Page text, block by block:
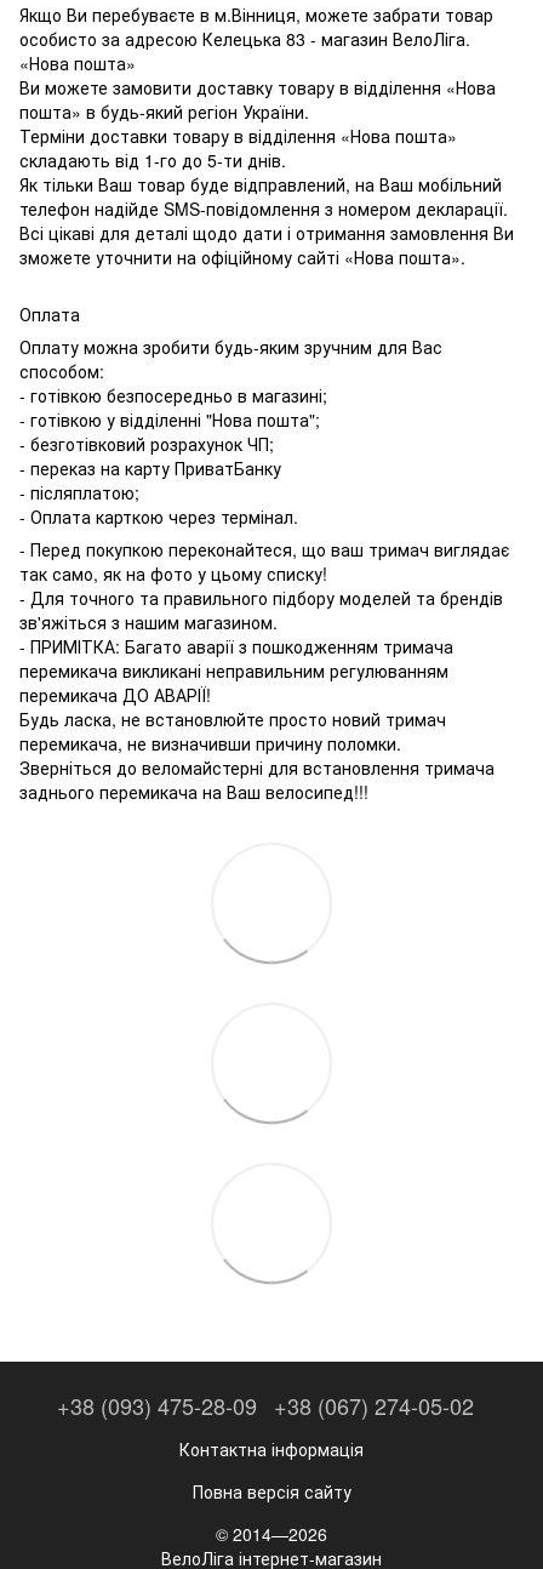
Якщо Ви перебуваєте в м.Вінниця, можете забрати товар
особисто за адресою Келецька 83 - магазин ВелоЛіга.
«Нова пошта»
Ви можете замовити доставку товару в відділення «Нова
пошта» в будь-який регіон України.
Терміни доставки товару в відділення «Нова пошта»
складають від 1-го до 5-ти днів.
Як тільки Ваш товар буде відправлений, на Ваш мобільний
телефон надійде SMS-повідомлення з номером декларації.
Всі цікаві для деталі щодо дати і отримання замовлення Ви
зможете уточнити на офіційному сайті «Нова пошта».
Оплата
Оплату можна зробити будь-яким зручним для Вас
способом:
- готівкою безпосередньо в магазині;
- готівкою у відділенні "Нова пошта";
- безготівковий розрахунок ЧП;
- переказ на карту ПриватБанку
- післяплатою;
- Оплата карткою через термінал.
- Перед покупкою переконайтеся, що ваш тримач виглядає
так само, як на фото у цьому списку!
- Для точного та правильного підбору моделей та брендів
зв'яжіться з нашим магазином.
- ПРИМІТКА: Багато аварії з пошкодженням тримача
перемикача викликані неправильним регулюванням
перемикача ДО АВАРІЇ!
Будь ласка, не встановлюйте просто новий тримач
перемикача, не визначивши причину поломки.
Зверніться до веломайстерні для встановлення тримача
заднього перемикача на Ваш велосипед!!!
+38 (093) 475-28-09 +38 (067) 274-05-02
Контактна інформація
Повна версія сайту
© 2014—2026
ВелоЛіга інтернет-магазин